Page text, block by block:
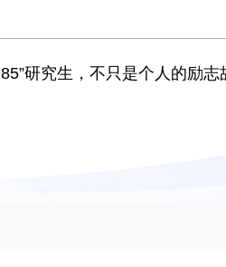
研究生，不只是个人的励志